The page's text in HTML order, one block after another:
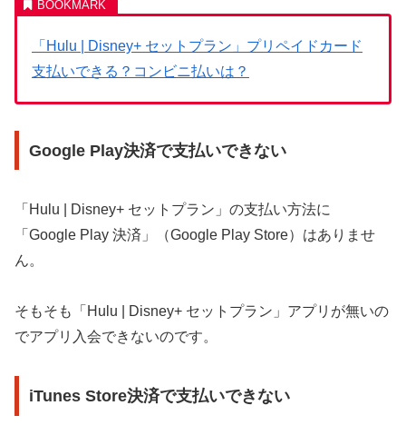
「Hulu | Disney+ セットプラン」プリペイドカード
支払いできる？コンビニ払いは？
Google Play決済で支払いできない
「Hulu | Disney+ セットプラン」の支払い方法に
「Google Play 決済」（Google Play Store）はありませ
ん。
そもそも「Hulu | Disney+ セットプラン」アプリが無いの
でアプリ入会できないのです。
iTunes Store決済で支払いできない